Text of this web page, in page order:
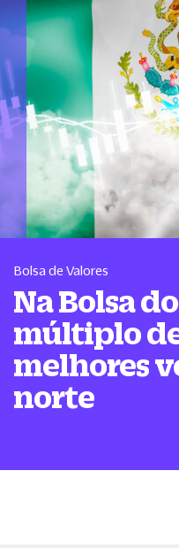
Bolsa de Valores
Na Bolsa
múltiplo
melhores
norte